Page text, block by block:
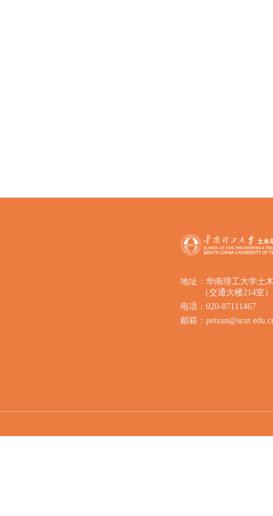
地址：华南理工大学土
（交通大楼214室）
电话：020-87111467
邮箱：